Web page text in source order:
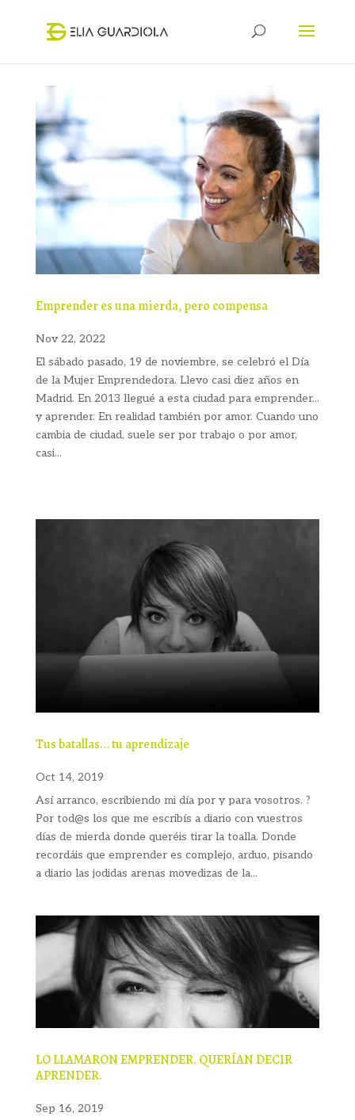
Emprender es una mierda, pero compensa
Nov 22, 2022
El sábado pasado, 19 de noviembre, se celebró el Día
de la Mujer Emprendedora. Llevo casi diez años en
Madrid. En 2013 llegué a esta ciudad para emprender...
y aprender. En realidad también por amor. Cuando uno
cambia de ciudad, suele ser por trabajo o por amor,
casi...
Tus batallas… tu aprendizaje
Oct 14, 2019
Así arranco, escribiendo mi día por y para vosotros. ?
Por tod@s los que me escribís a diario con vuestros
días de mierda donde queréis tirar la toalla. Donde
recordáis que emprender es complejo, arduo, pisando
a diario las jodidas arenas movedizas de la...
LO LLAMARON EMPRENDER. QUERÍAN DECIR
APRENDER.
Sep 16, 2019